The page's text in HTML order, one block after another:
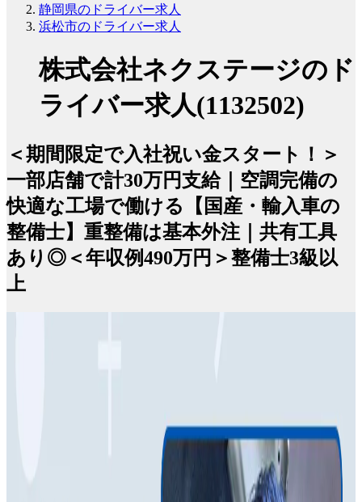
静岡県のドライバー求人
浜松市のドライバー求人
株式会社ネクステージのド
ライバー求人(1132502)
＜期間限定で入社祝い金スタート！＞
一部店舗で計30万円支給｜空調完備の
快適な工場で働ける【国産・輸入車の
整備士】重整備は基本外注｜共有工具
あり◎＜年収例490万円＞整備士3級以
上